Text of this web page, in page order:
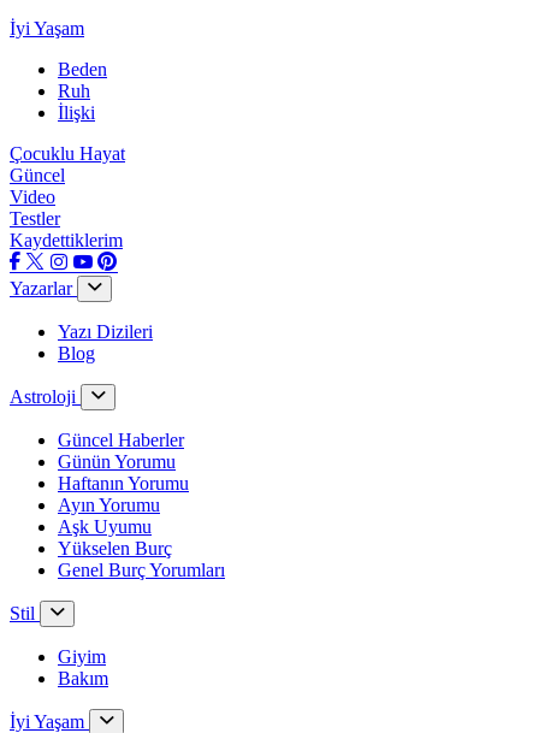
İyi Yaşam
Beden
Ruh
İlişki
Çocuklu Hayat
Güncel
Video
Testler
Kaydettiklerim
Yazarlar
Yazı Dizileri
Blog
Astroloji
Güncel Haberler
Günün Yorumu
Haftanın Yorumu
Ayın Yorumu
Aşk Uyumu
Yükselen Burç
Genel Burç Yorumları
Stil
Giyim
Bakım
İyi Yaşam